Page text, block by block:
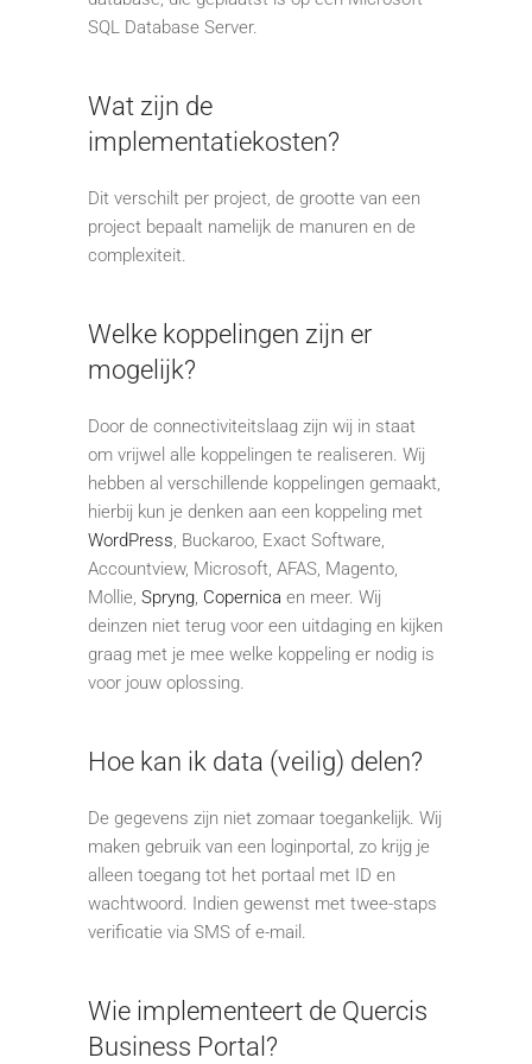
SQL Database Server.
Wat zijn de
implementatiekosten?
Dit verschilt per project, de grootte van een
project bepaalt namelijk de manuren en de
complexiteit.
Welke koppelingen zijn er
mogelijk?
Door de connectiviteitslaag zijn wij in staat
om vrijwel alle koppelingen te realiseren. Wij
hebben al verschillende koppelingen gemaakt,
hierbij kun je denken aan een koppeling met
WordPress, Buckaroo, Exact Software,
Accountview, Microsoft, AFAS, Magento,
Mollie, Spryng, Copernica en meer. Wij
deinzen niet terug voor een uitdaging en kijken
graag met je mee welke koppeling er nodig is
voor jouw oplossing.
Hoe kan ik data (veilig) delen?
De gegevens zijn niet zomaar toegankelijk. Wij
maken gebruik van een loginportal, zo krijg je
alleen toegang tot het portaal met ID en
wachtwoord. Indien gewenst met twee-staps
verificatie via SMS of e-mail.
Wie implementeert de Quercis
Business Portal?